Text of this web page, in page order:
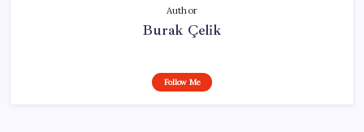
Author
Burak Çelik
Follow Me